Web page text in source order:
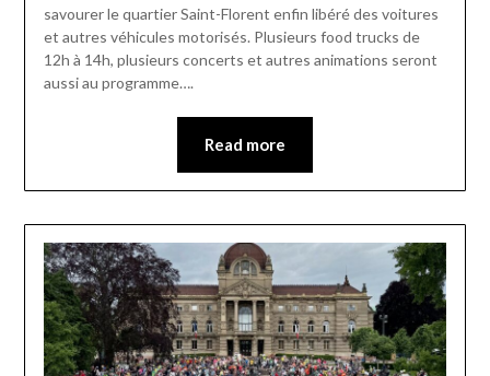
savourer le quartier Saint-Florent enfin libéré des voitures
et autres véhicules motorisés. Plusieurs food trucks de
12h à 14h, plusieurs concerts et autres animations seront
aussi au programme….
Read more